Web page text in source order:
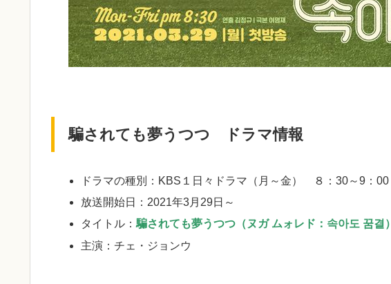
騙されても夢うつつ ドラマ情報
ドラマの種別：KBS１日々ドラマ（月～金） ８：30～9：00
放送開始日：2021年3月29日～
タイトル：騙されても夢うつつ（ヌガ ムォレド：속아도 꿈결）
主演：チェ・ジョンウ